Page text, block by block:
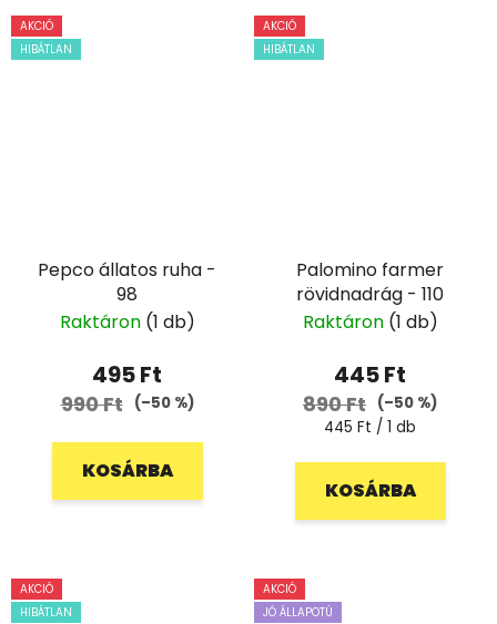
AKCIÓ
HIBÁTLAN
Pepco állatos ruha -
98
Raktáron (1 db)
495 Ft
990 Ft (–50 %)
KOSÁRBA
AKCIÓ
HIBÁTLAN
Palomino farmer
rövidnadrág - 110
Raktáron (1 db)
445 Ft
890 Ft (–50 %)
Egységár:
445 Ft / 1 db
KOSÁRBA
AKCIÓ
HIBÁTLAN
AKCIÓ
JÓ ÁLLAPOTÚ